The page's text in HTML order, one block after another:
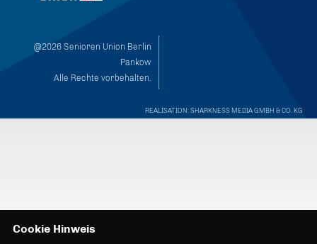
@2026 Senioren Union Berlin
Pankow
Alle Rechte vorbehalten.
REALISATION: SHARKNESS MEDIA GMBH & CO. KG
Cookie Hinweis